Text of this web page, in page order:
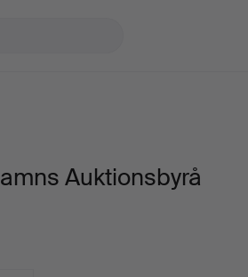
Auktionsbyrå